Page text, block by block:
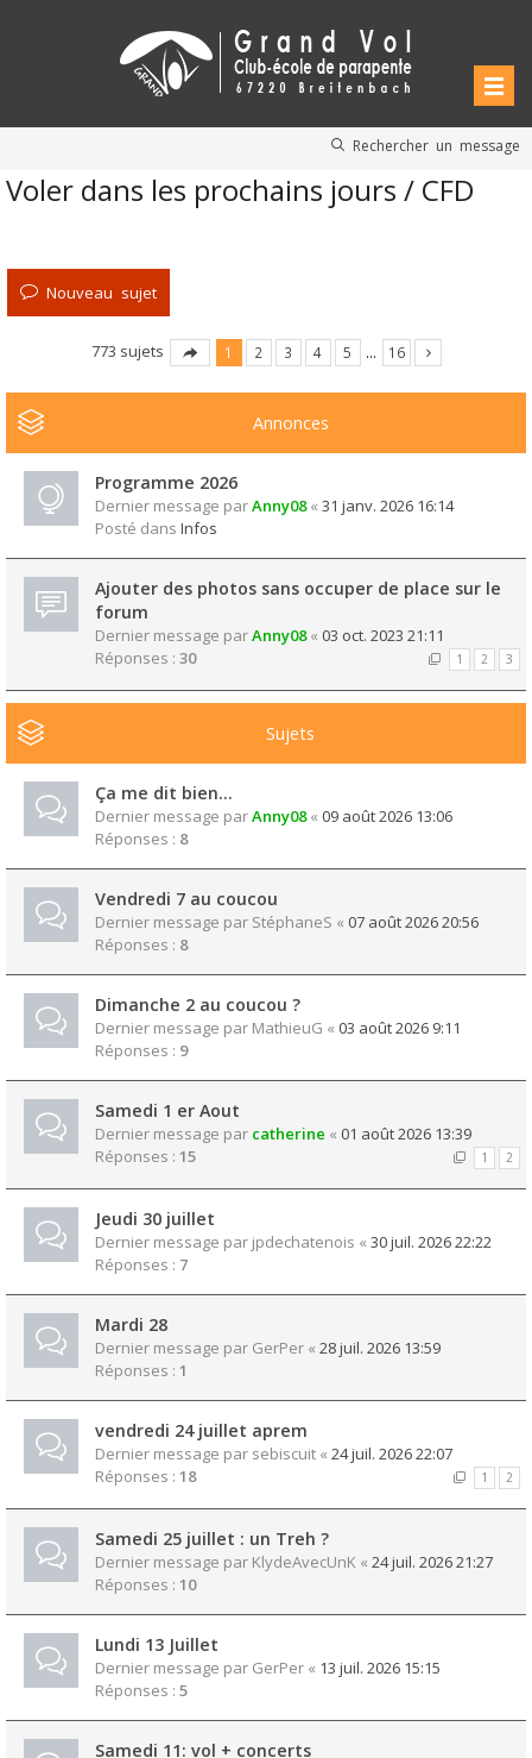
Rechercher un message
Voler dans les prochains jours / CFD
Nouveau sujet
773 sujets 1 2 3 4 5 … 16
Annonces
Programme 2026
Dernier message parAnny08« 31 janv. 2026 16:14
Posté dans Infos
Ajouter des photos sans occuper de place sur le
forum
Dernier message parAnny08« 03 oct. 2023 21:11
Réponses : 30 1 2 3
Sujets
Ça me dit bien...
Dernier message parAnny08« 09 août 2026 13:06
Réponses : 8
Vendredi 7 au coucou
Dernier message par StéphaneS « 07 août 2026 20:56
Réponses : 8
Dimanche 2 au coucou ?
Dernier message par MathieuG « 03 août 2026 9:11
Réponses : 9
Samedi 1 er Aout
Dernier message par catherine « 01 août 2026 13:39
Réponses : 15 1 2
Jeudi 30 juillet
Dernier message par jpdechatenois « 30 juil. 2026 22:22
Réponses : 7
Mardi 28
Dernier message par GerPer « 28 juil. 2026 13:59
Réponses : 1
vendredi 24 juillet aprem
Dernier message par sebiscuit « 24 juil. 2026 22:07
Réponses : 18 1 2
Samedi 25 juillet : un Treh ?
Dernier message par KlydeAvecUnK « 24 juil. 2026 21:27
Réponses : 10
Lundi 13 Juillet
Dernier message par GerPer « 13 juil. 2026 15:15
Réponses : 5
Samedi 11: vol + concerts